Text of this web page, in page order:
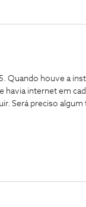
Quando houve a
havia internet em
Será preciso